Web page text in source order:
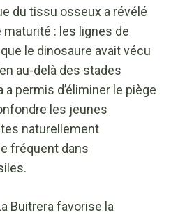
du tissu osseux a révélé
: les lignes de
le dinosaure avait vécu
au-delà des stades
permis d’éliminer le piège
les jeunes
naturellement
fréquent dans
Buitrera favorise la